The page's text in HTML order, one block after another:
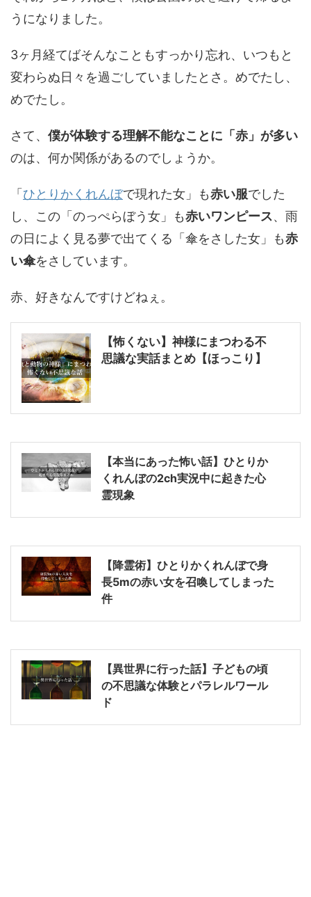
うになりました。
3ヶ月経てばそんなこともすっかり忘れ、いつもと
変わらぬ日々を過ごしていましたとさ。めでたし、
めでたし。
さて、 僕が体験する理解不能なことに「赤」が多い
のは、何か関係があるのでしょうか。
「 ひとりかくれんぼで現れた女」も赤い服でした
し、この「のっぺらぼう女」も赤いワンピース、雨
の日によく見る夢で出てくる「傘をさした女」も赤
い傘をさしています。
赤、好きなんですけどねぇ。
【怖くない】神様にまつわる不
思議な実話まとめ【ほっこり】
【本当にあった怖い話】ひとりか
くれんぼの2ch実況中に起きた心
霊現象
【降霊術】ひとりかくれんぼで身
長5mの赤い女を召喚してしまった
件
【異世界に行った話】子どもの頃
の不思議な体験とパラレルワール
ド